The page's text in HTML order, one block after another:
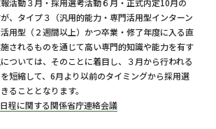
活動３月・採用選考活動６月・正式内定10月の
、タイプ３（汎用的能力・専門活用型インターン
用型（２週間以上）かつ卒業・修了年度に入る直
されるものを通じて高い専門的知識や能力を有す
ついては、そのことに着目し、３月から行われる
短縮して、6月より以前のタイミングから採用選
ることとなります。
程に関する関係省庁連絡会議